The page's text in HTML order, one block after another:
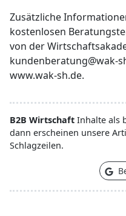
Zusätzliche
kostenlosen
von der
kundenberatung@wak-
www.wak-sh.de.
B2B Wirtschaft Inhalte als
dann erscheinen unsere
Schlagzeilen.